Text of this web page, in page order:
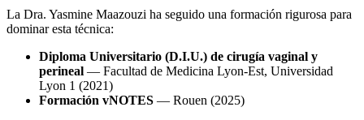
La Dra. Yasmine Maazouzi ha seguido una formación rigurosa para
dominar esta técnica:
Diploma Universitario (D.I.U.) de cirugía vaginal y
perineal — Facultad de Medicina Lyon-Est, Universidad
Lyon 1 (2021)
Formación vNOTES — Rouen (2025)